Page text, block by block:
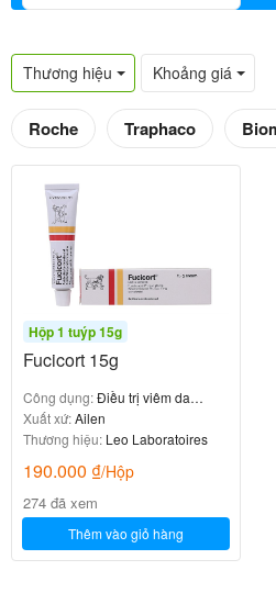
Thương hiệu Khoảng giá
Roche Traphaco
Hộp 1 tuýp 15g
Fucicort 15g
Công dụng:Điều trị viêm da
nhiễm khuẩn
Xuất xứ:Ailen
Thương hiệu: Leo Laboratoires
190.000 ₫/Hộp
274 đã xem
Thêm vào giỏ hàng